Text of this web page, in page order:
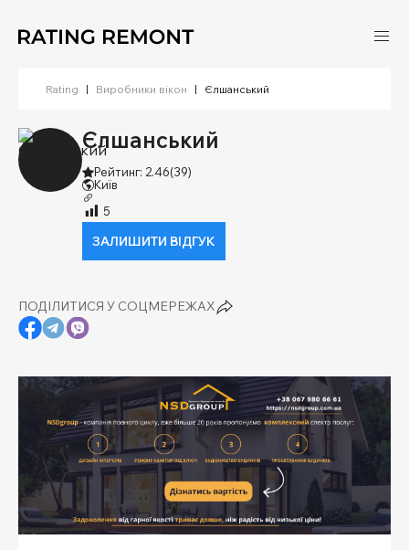
Rating | Виробники вікон | Єлшанський
Єлшанський
Рейтинг: 2.46(39)
Київ
5
ЗАЛИШИТИ ВІДГУК
ПОДІЛИТИСЯ У СОЦМЕРЕЖАХ